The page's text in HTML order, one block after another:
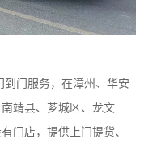
门服务，在漳州、华安
靖县、芗城区、龙文
门店，提供上门提货、